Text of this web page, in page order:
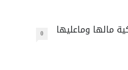
مالها وماعليها 0